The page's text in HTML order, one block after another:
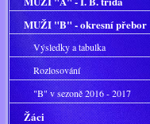
MUŽI "B" - okresní přebor
Výsledky a tabulka
Rozlosování
"B" v sezoně 2016 - 2017
Žáci